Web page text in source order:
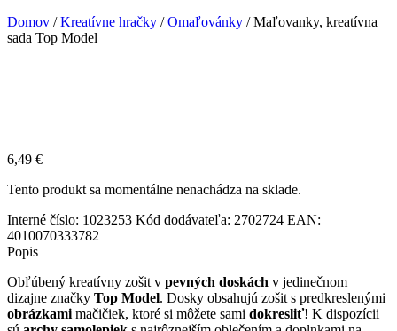
Domov /Kreatívne hračky /Omaľovánky / Maľovanky, kreatívna
sada Top Model
6,49 €
Tento produkt sa momentálne nenachádza na sklade.
Interné číslo: 1023253 Kód dodávateľa: 2702724 EAN:
4010070333782
Popis
Obľúbený kreatívny zošit v pevných doskách v jedinečnom
dizajne značky Top Model. Dosky obsahujú zošit s predkreslenými
obrázkami mačičiek, ktoré si môžete sami dokresliť! K dispozícii